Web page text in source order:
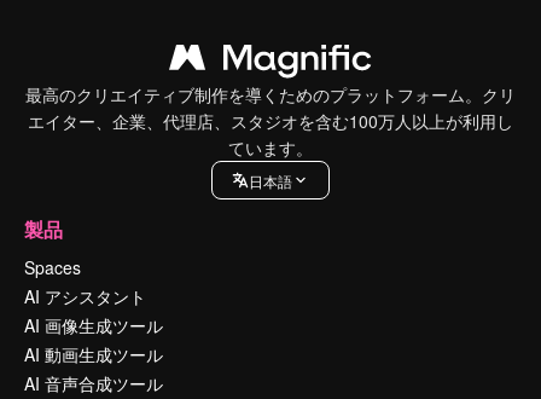
最高のクリエイティブ制作を導くためのプラットフォーム。クリ
エイター、企業、代理店、スタジオを含む100万人以上が利用し
ています。
日本語
製品
Spaces
AI アシスタント
AI 画像生成ツール
AI 動画生成ツール
AI 音声合成ツール